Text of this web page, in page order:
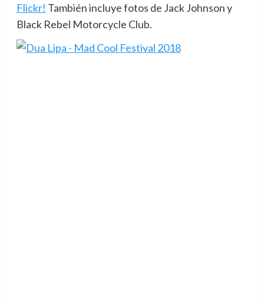
Flickr! También incluye fotos de Jack Johnson y
Black Rebel Motorcycle Club.